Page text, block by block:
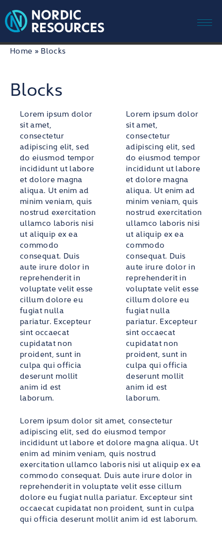
SkipHome » Blocks
Blocks
Lorem ipsum dolor
sit amet,
consectetur
adipiscing elit, sed
do eiusmod tempor
incididunt ut labore
et dolore magna
aliqua. Ut enim ad
minim veniam, quis
nostrud exercitation
ullamco laboris nisi
ut aliquip ex ea
commodo
consequat. Duis
aute irure dolor in
reprehenderit in
voluptate velit esse
cillum dolore eu
fugiat nulla
pariatur. Excepteur
sint occaecat
cupidatat non
proident, sunt in
culpa qui officia
deserunt mollit
anim id est
laborum.
Lorem ipsum dolor
sit amet,
consectetur
adipiscing elit, sed
do eiusmod tempor
incididunt ut labore
et dolore magna
aliqua. Ut enim ad
minim veniam, quis
nostrud exercitation
ullamco laboris nisi
ut aliquip ex ea
commodo
consequat. Duis
aute irure dolor in
reprehenderit in
voluptate velit esse
cillum dolore eu
fugiat nulla
pariatur. Excepteur
sint occaecat
cupidatat non
proident, sunt in
culpa qui officia
deserunt mollit
anim id est
laborum.
Lorem ipsum dolor sit amet, consectetur
adipiscing elit, sed do eiusmod tempor
incididunt ut labore et dolore magna aliqua. Ut
enim ad minim veniam, quis nostrud
exercitation ullamco laboris nisi ut aliquip ex ea
commodo consequat. Duis aute irure dolor in
reprehenderit in voluptate velit esse cillum
dolore eu fugiat nulla pariatur. Excepteur sint
occaecat cupidatat non proident, sunt in culpa
qui officia deserunt mollit anim id est laborum.